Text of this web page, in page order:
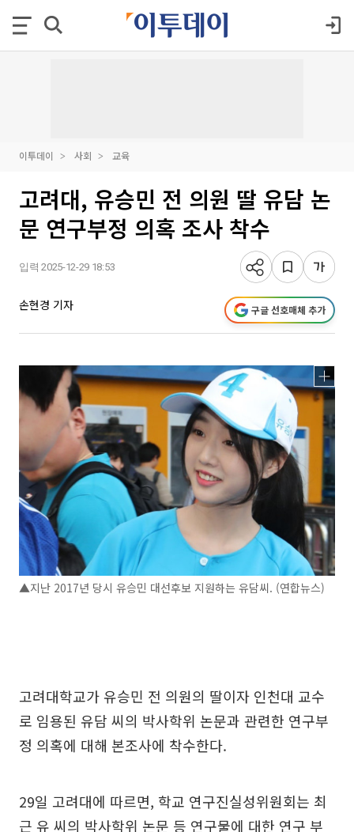
이투데이 사회 교육
고려대, 유승민 전 의원 딸 유담 논
문 연구부정 의혹 조사 착수
입력 2025-12-29 18:53
손현경 기자 구글 선호매체 추가
▲지난 2017년 당시 유승민 대선후보 지원하는 유담씨. (연합뉴스)
고려대학교가 유승민 전 의원의 딸이자 인천대 교수
로 임용된 유담 씨의 박사학위 논문과 관련한 연구부
정 의혹에 대해 본조사에 착수한다.
29일 고려대에 따르면, 학교 연구진실성위원회는 최
근 유 씨의 박사학위 논문 등 연구물에 대한 연구 부